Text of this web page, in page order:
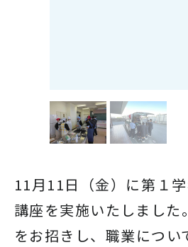
11月11日（金）に第１
講座を実施いたしまし
をお招きし、職業につ